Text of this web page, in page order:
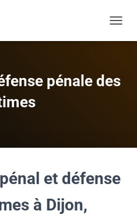
pénale des
et défense
à Dijon,